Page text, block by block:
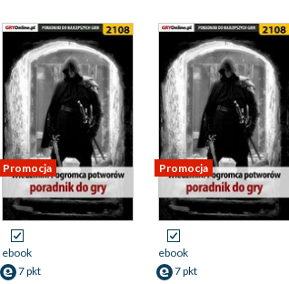
Promocja
ebook
7 pkt
Promocja
ebook
7 pkt